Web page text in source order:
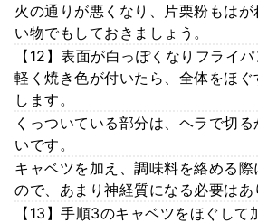
火の通りが悪くなり、片栗粉もは
い物でもしておきましょう。
【12】表面が白っぽくなりフライ
軽く焼き色が付いたら、全体をほ
します。
くっついている部分は、ヘラで切
いです。
キャベツを加え、調味料を絡める
ので、あまり神経質になる必要はあ
【13】手順3のキャベツをほぐして